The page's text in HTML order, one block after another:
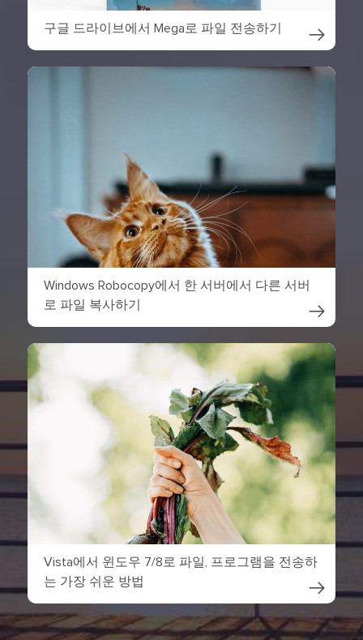
구글 드라이브에서 Mega로 파일 전송하기 
Windows Robocopy에서 한 서버에서 다른 서버
로 파일 복사하기

Vista에서 윈도우 7/8로 파일, 프로그램을 전송하
는 가장 쉬운 방법
